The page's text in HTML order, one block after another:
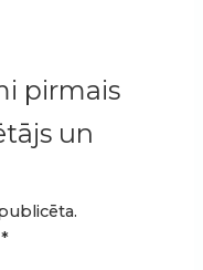
pirmais
un
*